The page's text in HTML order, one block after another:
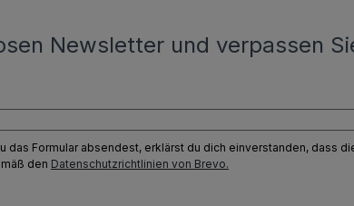
Newsletter und verpassen
Formular absendest, erklärst du dich einverstanden, dass
den Datenschutzrichtlinien von Brevo.